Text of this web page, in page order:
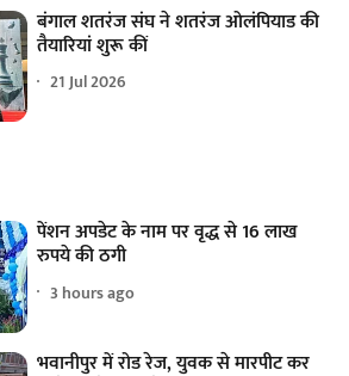
बंगाल शतरंज संघ ने शतरंज ओलंपियाड की
तैयारियां शुरू कीं
21 Jul 2026
पेंशन अपडेट के नाम पर वृद्ध से 16 लाख
रुपये की ठगी
3 hours ago
भवानीपुर में रोड रेज, युवक से मारपीट कर